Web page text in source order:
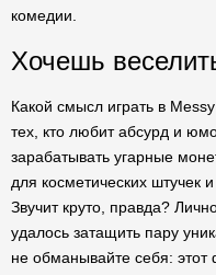
комедии.
Хочешь
Какой смысл играть в
тех, кто любит абсурд и
зарабатывать угарные
для косметических штучек
Звучит круто, правда?
удалось затащить пару
не обманывайте себя: